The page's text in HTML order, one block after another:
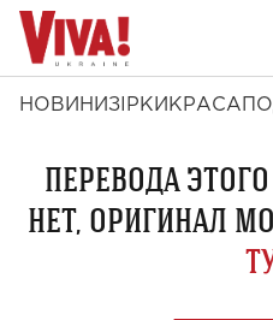
НОВИНИ ЗІРКИ КРАСА
ПЕРЕВОДА
НЕТ, ОРИГИНАЛ